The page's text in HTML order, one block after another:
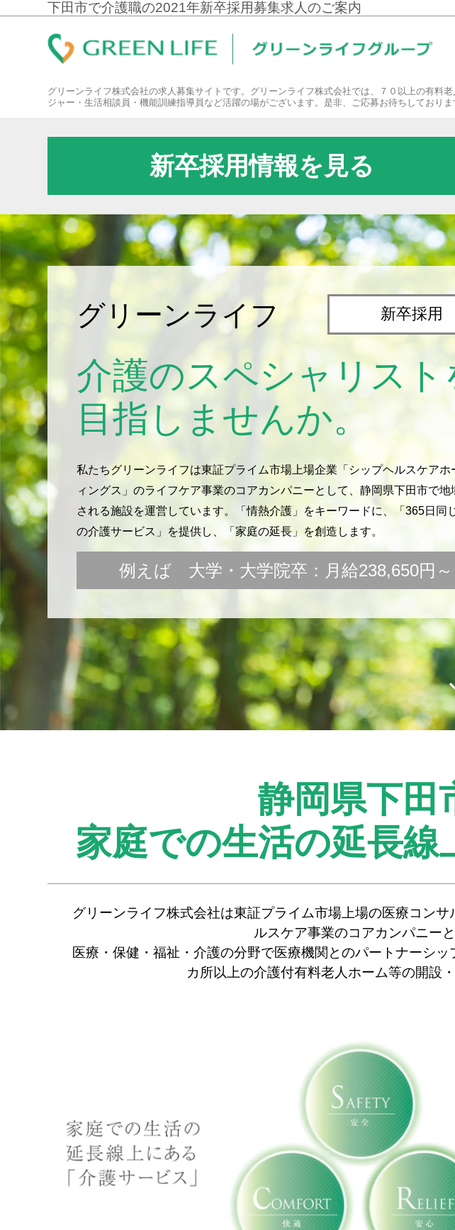
下田市で介護職の2021年新卒採用募集求人のご案内
グリーンライフ株式会社の求人募集サイトです。グリーンライフ株式会社では、７０以上の有
ジャー・生活相談員・機能訓練指導員など活躍の場がございます。是非、ご応募お待ちしておりま
新卒採用情報を見る
グリーンライフ 新卒採用
介護のスペシャリスト
目指しませんか。
私たちグリーンライフは東証プライム市場上場企業「シップヘルスケアホ
ィングス」のライフケア事業のコアカンパニーとして、静岡県下田市で地
される施設を運営しています。「情熱介護」をキーワードに、「365日同
の介護サービス」を提供し、「家庭の延長」を創造します。
例えば 大学・大学院卒：月給238,650円～
静岡県下田
家庭での生活の延長線
グリーンライフ株式会社は東証プライム市場上場の医療コン
ルスケア事業のコアカンパニー
医療・保健・福祉・介護の分野で医療機関とのパートナーシ
カ所以上の介護付有料老人ホーム等の開設